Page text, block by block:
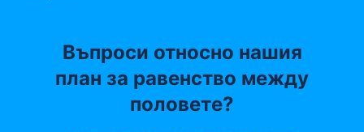
Въпроси относно нашия
план за равенство между
половете?